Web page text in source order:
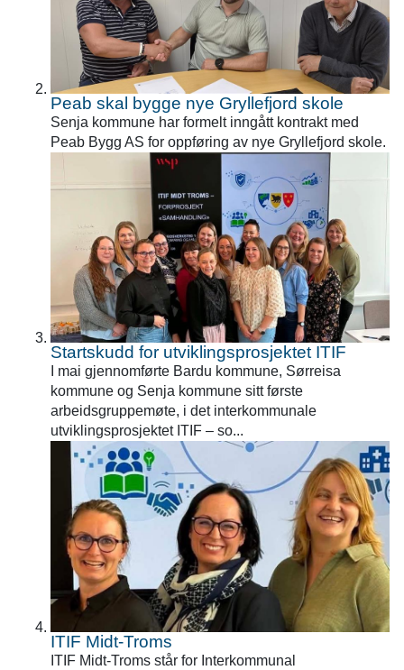
Peab skal bygge nye Gryllefjord skole
Senja kommune har formelt inngått kontrakt med
Peab Bygg AS for oppføring av nye Gryllefjord skole.
Startskudd for utviklingsprosjektet ITIF
I mai gjennomførte Bardu kommune, Sørreisa
kommune og Senja kommune sitt første
arbeidsgruppemøte, i det interkommunale
utviklingsprosjektet ITIF – so...
ITIF Midt-Troms
ITIF Midt-Troms står for Interkommunal